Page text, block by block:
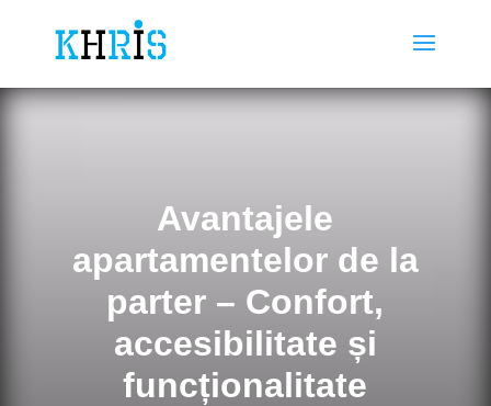
Avantajele
apartamentelor de la
parter – Confort,
accesibilitate și
funcționalitate